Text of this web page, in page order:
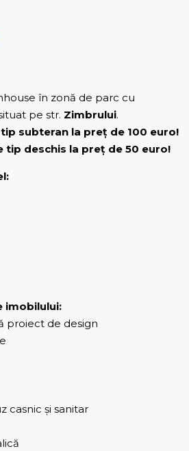
în zonă de parc cu
pe str. Zimbrului.
la preț de 100 euro!
la preț de 50 euro!
imobilului:
proiect de design
casnic și sanitar